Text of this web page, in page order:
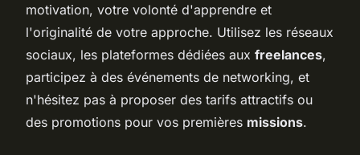
motivation, votre volonté d'apprendre et
l'originalité de votre approche. Utilisez les réseaux
sociaux, les plateformes dédiées aux freelances,
participez à des événements de networking, et
n'hésitez pas à proposer des tarifs attractifs ou
des promotions pour vos premières missions.